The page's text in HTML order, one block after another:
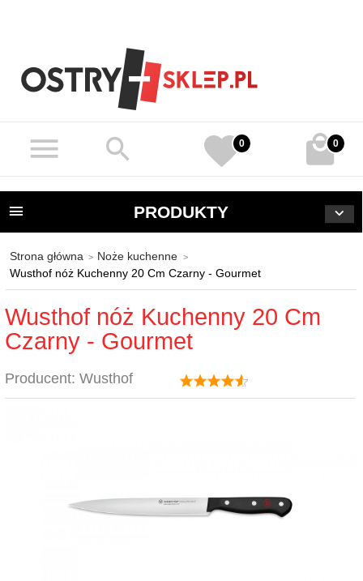
0
PRODUKTY
Strona główna
Noże kuchenne
Wusthof nóż Kuchenny 20 Cm Czarny - Gourmet
Wusthof nóż Kuchenny 20 Cm
Czarny - Gourmet
Producent: Wusthof